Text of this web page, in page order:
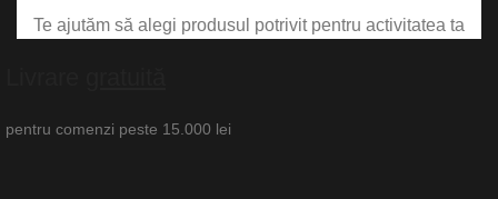
Te ajutăm să alegi produsul potrivit pentru activitatea ta
pentru comenzi peste 15.000 lei